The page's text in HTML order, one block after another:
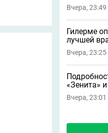
Вчера, 23:49
Гилерме
лучшей
Вчера, 23:25
«Зенита»
Вчера, 23:01